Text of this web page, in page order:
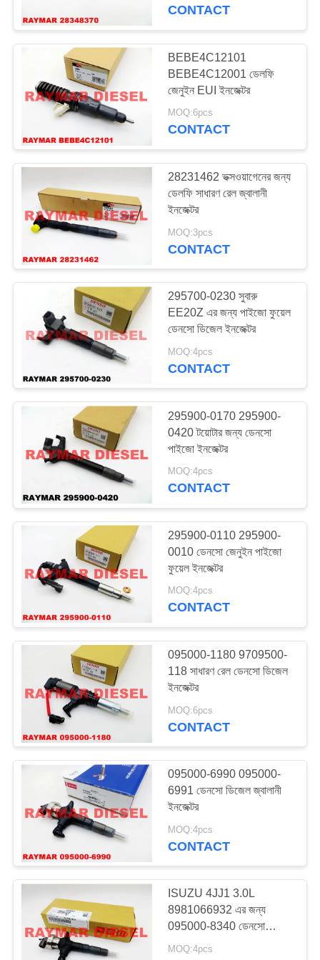
যোগাযোগ
জন্য
আবেদন
সাইট
PRIVACY
POLICY
Bosch ডিজেল ফুয়েল
পাম্প
Denso ডিজেল ইনজেক্টর
Denso ডিজেল ফুয়েল
পাম্প
Denso ডিজেল অংশ
7
ডেলফি ডিজেল ইনজেক্টর
14
ডেলফি ডিজিটাল জ্বালানি
পাম্প
CONTACT
BEBE4C12101
BEBE4C12001 ডেলফি
জেনুইন EUI ইনজেক্টর
MOQ:6pcs
CONTACT
28231462 ভক্সওয়াগেনের জন্য
ডেলফি সাধারণ রেল জ্বালানী
ইনজেক্টর
MOQ:3pcs
CONTACT
295700-0230 সুবারু
EE20Z এর জন্য পাইজো ফুয়েল
ডেনসো ডিজেল ইনজেক্টর
MOQ:4pcs
CONTACT
295900-0170 295900-
0420 টয়োটার জন্য ডেনসো
পাইজো ইনজেক্টর
MOQ:4pcs
CONTACT
295900-0110 295900-
0010 ডেনসো জেনুইন পাইজো
ফুয়েল ইনজেক্টর
MOQ:4pcs
CONTACT
095000-1180 9709500-
118 সাধারণ রেল ডেনসো ডিজেল
ইনজেক্টর
MOQ:6pcs
CONTACT
095000-6990 095000-
6991 ডেনসো ডিজেল জ্বালানী
ইনজেক্টর
MOQ:4pcs
CONTACT
ISUZU 4JJ1 3.0L
8981066932 এর জন্য
095000-8340 ডেনসো
জ্বালানী ইনজেক্টর
MOQ:4pcs